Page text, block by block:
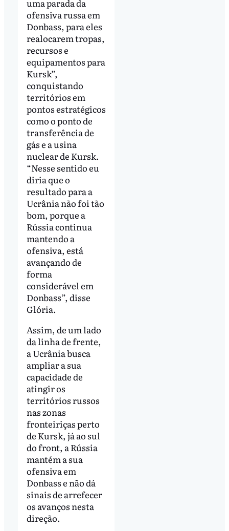
uma parada da
ofensiva russa em
Donbass, para eles
realocarem tropas,
recursos e
equipamentos para
Kursk”,
conquistando
territórios em
pontos estratégicos
como o ponto de
transferência de
gás e a usina
nuclear de Kursk.
“Nesse sentido eu
diria que o
resultado para a
Ucrânia não foi tão
bom, porque a
Rússia continua
mantendo a
ofensiva, está
avançando de
forma
considerável em
Donbass”, disse
Glória.
Assim, de um lado
da linha de frente,
a Ucrânia busca
ampliar a sua
capacidade de
atingir os
territórios russos
nas zonas
fronteiriças perto
de Kursk, já ao sul
do front, a Rússia
mantém a sua
ofensiva em
Donbass e não dá
sinais de arrefecer
os avanços nesta
direção.